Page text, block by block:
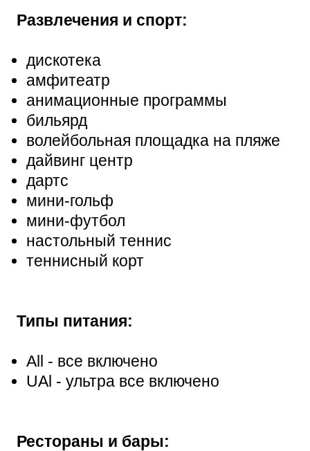
Развлечения и спорт:
дискотека
амфитеатр
анимационные программы
бильярд
волейбольная площадка на пляже
дайвинг центр
дартс
мини-гольф
мини-футбол
настольный теннис
теннисный корт
Типы питания:
All - все включено
UAl - ультра все включено
Рестораны и бары: